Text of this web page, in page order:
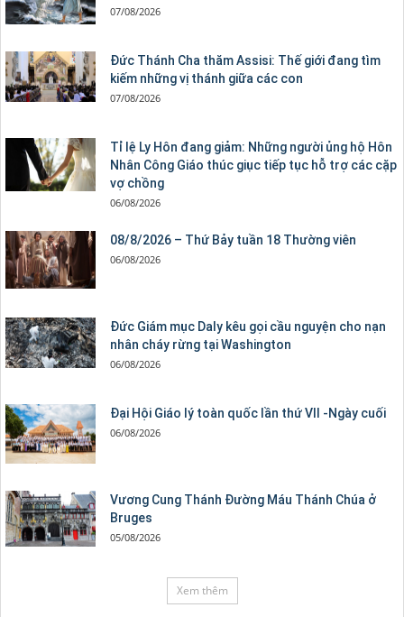
07/08/2026
Đức Thánh Cha thăm Assisi: Thế giới đang tìm
kiếm những vị thánh giữa các con
07/08/2026
Tỉ lệ Ly Hôn đang giảm: Những người ủng hộ Hôn
Nhân Công Giáo thúc giục tiếp tục hỗ trợ các cặp
vợ chồng
06/08/2026
08/8/2026 – Thứ Bảy tuần 18 Thường viên
06/08/2026
Đức Giám mục Daly kêu gọi cầu nguyện cho nạn
nhân cháy rừng tại Washington
06/08/2026
Đại Hội Giáo lý toàn quốc lần thứ VII -Ngày cuối
06/08/2026
Vương Cung Thánh Ðường Máu Thánh Chúa ở
Bruges
05/08/2026
Xem thêm